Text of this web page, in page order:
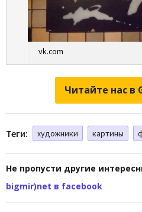
vk.com
Читайте нас в
Теги: художники картины
Не пропусти другие
bigmir)net в facebook